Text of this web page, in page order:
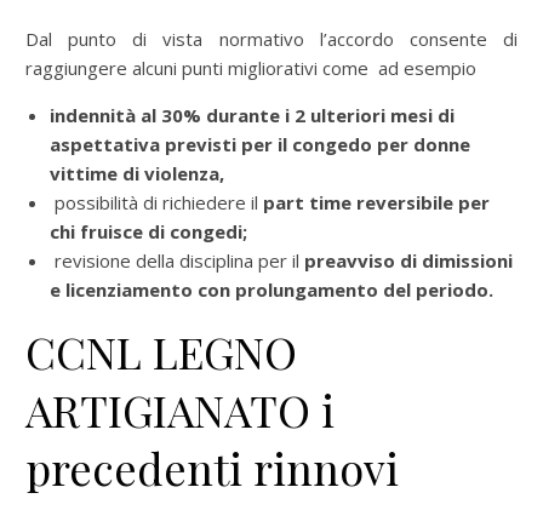
Dal punto di vista normativo l’accordo consente di
raggiungere alcuni punti migliorativi come ad esempio
indennità al 30% durante i 2 ulteriori mesi di
aspettativa previsti per il congedo per donne
vittime di violenza,
possibilità di richiedere il part time reversibile per
chi fruisce di congedi;
revisione della disciplina per il preavviso di dimissioni
e licenziamento con prolungamento del periodo.
CCNL LEGNO
ARTIGIANATO i
precedenti rinnovi